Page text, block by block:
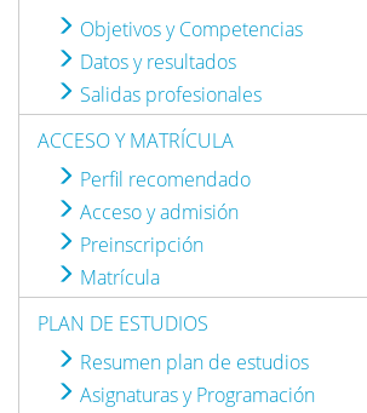
Objetivos y Competencias
Datos y resultados
Salidas profesionales
ACCESO Y MATRÍCULA
Perfil recomendado
Acceso y admisión
Preinscripción
Matrícula
PLAN DE ESTUDIOS
Resumen plan de estudios
Asignaturas y Programación